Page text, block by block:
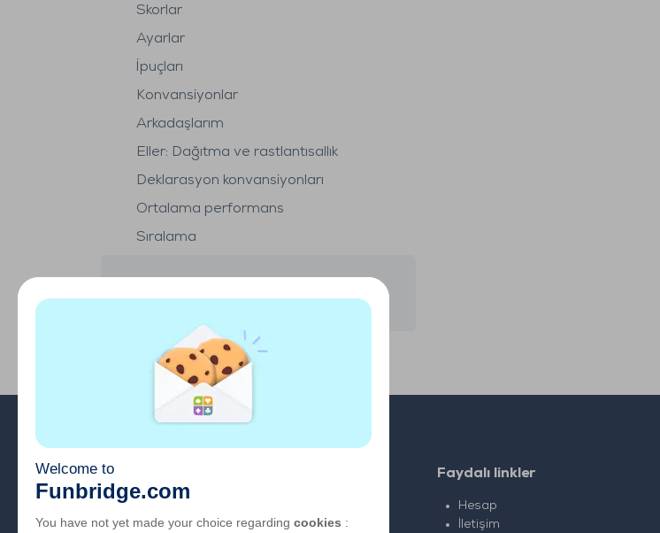
Skorlar
Ayarlar
İpuçları
Konvansiyonlar
Arkadaşlarım
Eller: Dağıtma ve rastlantısallık
Deklarasyon konvansiyonları
Ortalama performans
Sıralama
Hesabım
İş Fırsatları
Faydalı linkler
Hesap
İletişim